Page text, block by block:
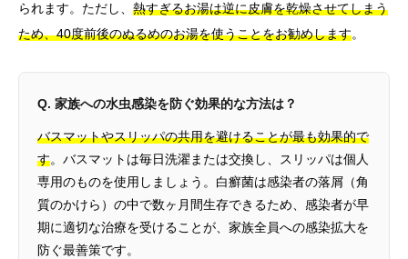
られます。ただし、 熱すぎるお湯は逆に皮膚を乾燥させてしまう
ため、40度前後のぬるめのお湯を使うことをお勧めします。
Q. 家族への水虫感染を防ぐ効果的な方法は？
バスマットやスリッパの共用を避けることが最も効果的で
す。バスマットは毎日洗濯または交換し、スリッパは個人
専用のものを使用しましょう。白癬菌は感染者の落屑（角
質のかけら）の中で数ヶ月間生存できるため、感染者が早
期に適切な治療を受けることが、家族全員への感染拡大を
防ぐ最善策です。